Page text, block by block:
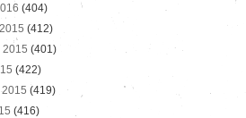
(404)
(412)
2015 (401)
(422)
(419)
(416)